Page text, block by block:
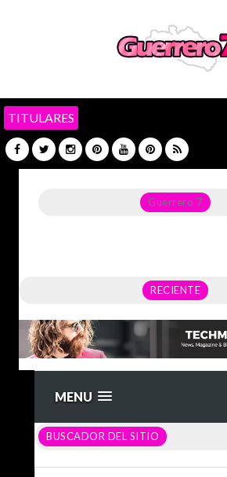
TITULARES
Guerrero 7
RECIENTE
MENU
BUSCADOR DEL SITIO